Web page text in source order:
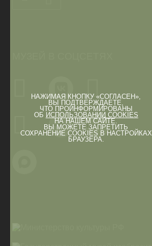
НАЖИМАЯ КНОПКУ «СОГЛАСЕН»,
ВЫ ПОДТВЕРЖДАЕТЕ,
ЧТО ПРОИНФОРМИРОВАНЫ
ОБ ИСПОЛЬЗОВАНИИ COOKIES
НА НАШЕМ САЙТЕ.
ВЫ МОЖЕТЕ ЗАПРЕТИТЬ
СОХРАНЕНИЕ COOKIES В НАСТРОЙКАХ
БРАУЗЕРА.